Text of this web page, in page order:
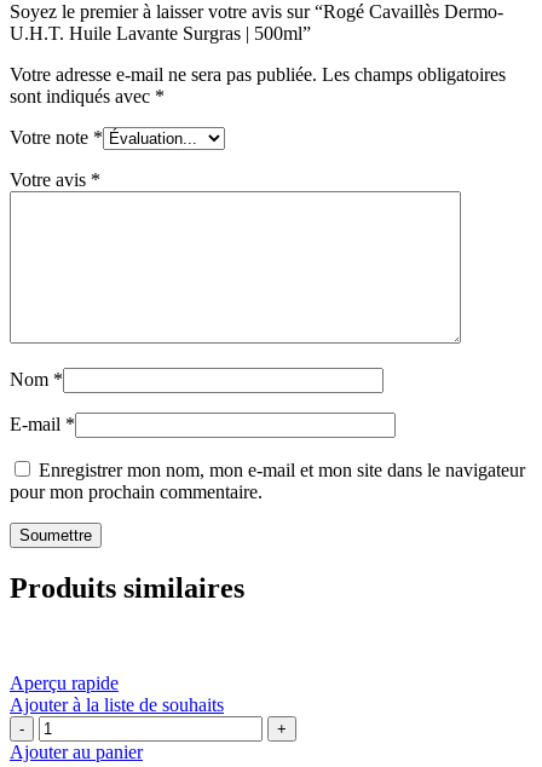
Soyez le premier à laisser votre avis sur “Rogé Cavaillès Dermo-
U.H.T. Huile Lavante Surgras | 500ml”
Votre adresse e-mail ne sera pas publiée. Les champs obligatoires
sont indiqués avec *
Votre note *
Votre avis *
Nom *
E-mail *
Enregistrer mon nom, mon e-mail et mon site dans le navigateur
pour mon prochain commentaire.
Produits similaires
Aperçu rapide
Ajouter à la liste de souhaits
quantité
de
Ajouter au panier